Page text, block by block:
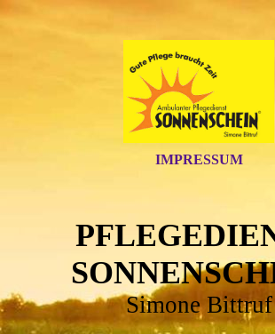
IMPRESSUM
Simone Bittruf